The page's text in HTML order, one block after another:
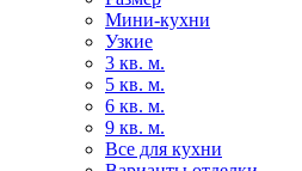
Мини-кухни
Узкие
3 кв. м.
5 кв. м.
6 кв. м.
9 кв. м.
Все для кухни